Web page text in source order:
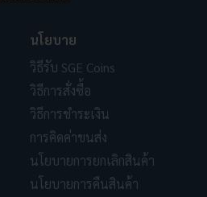
นโยบาย
วิธีรับ SGE Coins
วิธีการสั่งซื้อ
วิธีการชำระเงิน
การคิดค่าขนส่ง
นโยบายการยกเลิกสินค้า
นโยบายการคืนสินค้า